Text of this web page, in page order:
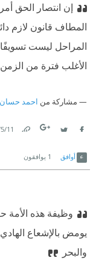
إن انتصار الحق
المطاف قانون لازم
المراحل ليست تسويفًا
الأغلب فترة من
مشاركة من احمد حسان
11‏/5‏/2025
أوافق 1 يوافقون
وظيفة هذه الأمة
يومض بالإشعاع
والبحر